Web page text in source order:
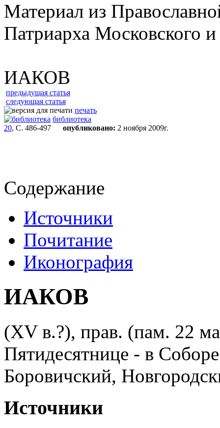
Материал из
Патриарха Московского
ИАКОВ
предыдущая статья
следующая статья
печать
библиотека
20, С. 486-497 опубликовано: 2 ноября 2009г.
Содержание
Источники
Почитание
Иконография
ИАКОВ
(XV в.?), прав. (пам. 22
Пятидесятнице - в
Боровичский,
Источники